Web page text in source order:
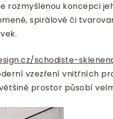
rozmyšlenou koncepci
spirálové či
schodiste-
vzezření vnitřních
prostor působí